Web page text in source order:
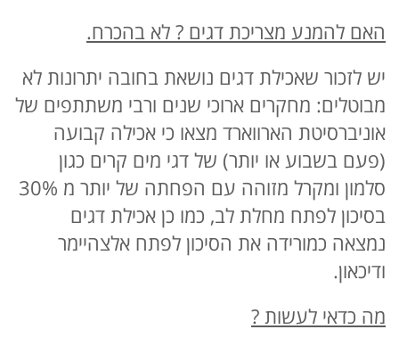
האם להמנע מצריכת דגים ? לא בהכרח.
יש לזכור שאכילת דגים נושאת בחובה יתרונות לא
מבוטלים: מחקרים ארוכי שנים ורבי משתתפים של
אוניברסיטת הארווארד מצאו כי אכילה קבועה
(פעם בשבוע או יותר) של דגי מים קרים כגון
סלמון ומקרל מזוהה עם הפחתה של יותר מ 30%
בסיכון לפתח מחלת לב, כמו כן אכילת דגים
נמצאה כמורידה את הסיכון לפתח אלצהיימר
ודיכאון.
מה כדאי לעשות ?